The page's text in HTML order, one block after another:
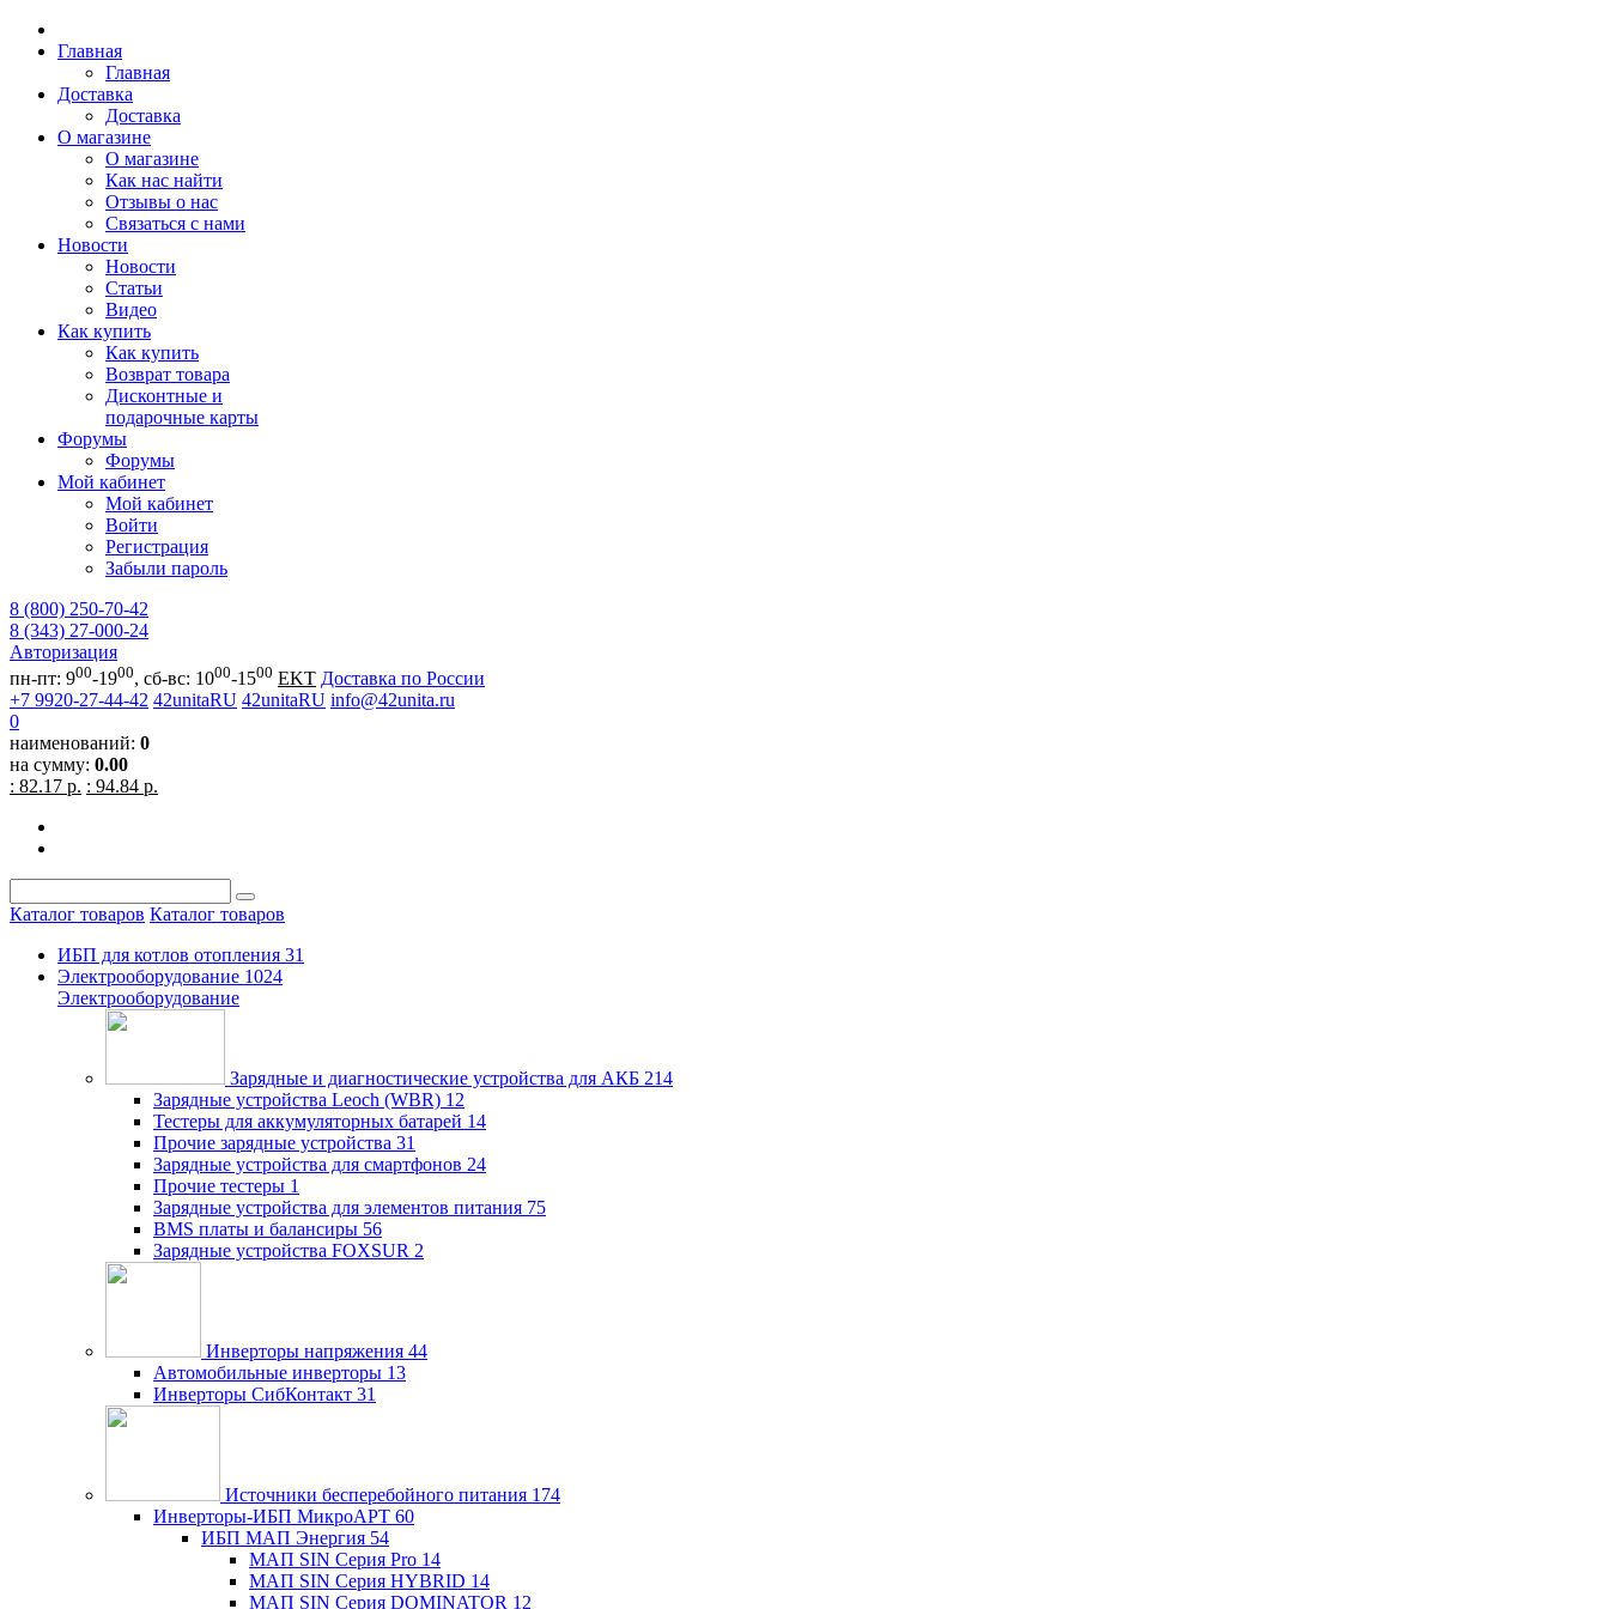
Главная
Главная
Доставка
Доставка
О магазине
О магазине
Как нас найти
Отзывы о нас
Связаться с нами
Новости
Новости
Статьи
Видео
Как купить
Как купить
Возврат товара
Дисконтные и
подарочные карты
Форумы
Форумы
Мой кабинет
Мой кабинет
Войти
Регистрация
Забыли пароль
8 (800) 250-70-42
8 (343) 27-000-24
Авторизация
пн-пт: 900-1900, сб-вс: 1000-1500 EKT Доставка по России
+7 9920-27-44-42 42unitaRU 42unitaRU info@42unita.ru
0
наименований: 0
на сумму: 0.00
: 82.17 р. : 94.84 р.
Каталог товаров Каталог товаров
ИБП для котлов отопления 31
Электрооборудование 1024
Электрооборудование
Зарядные и диагностические устройства для АКБ 214
Зарядные устройства Leoch (WBR) 12
Тестеры для аккумуляторных батарей 14
Прочие зарядные устройства 31
Зарядные устройства для смартфонов 24
Прочие тестеры 1
Зарядные устройства для элементов питания 75
BMS платы и балансиры 56
Зарядные устройства FOXSUR 2
Инверторы напряжения 44
Автомобильные инверторы 13
Инверторы СибКонтакт 31
Источники бесперебойного питания 174
Инверторы-ИБП МикроАРТ 60
ИБП МАП Энергия 54
МАП SIN Серия Pro 14
МАП SIN Серия HYBRID 14
МАП SIN Серия DOMINATOR 12